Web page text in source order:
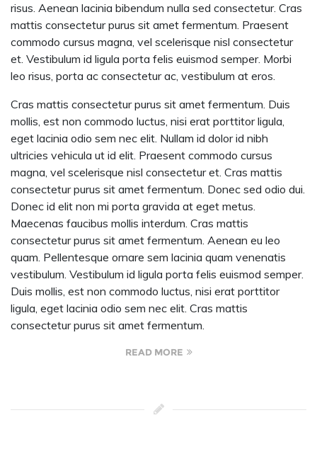
risus. Aenean lacinia bibendum nulla sed consectetur. Cras
mattis consectetur purus sit amet fermentum. Praesent
commodo cursus magna, vel scelerisque nisl consectetur
et. Vestibulum id ligula porta felis euismod semper. Morbi
leo risus, porta ac consectetur ac, vestibulum at eros.
Cras mattis consectetur purus sit amet fermentum. Duis
mollis, est non commodo luctus, nisi erat porttitor ligula,
eget lacinia odio sem nec elit. Nullam id dolor id nibh
ultricies vehicula ut id elit. Praesent commodo cursus
magna, vel scelerisque nisl consectetur et. Cras mattis
consectetur purus sit amet fermentum. Donec sed odio dui.
Donec id elit non mi porta gravida at eget metus.
Maecenas faucibus mollis interdum. Cras mattis
consectetur purus sit amet fermentum. Aenean eu leo
quam. Pellentesque ornare sem lacinia quam venenatis
vestibulum. Vestibulum id ligula porta felis euismod semper.
Duis mollis, est non commodo luctus, nisi erat porttitor
ligula, eget lacinia odio sem nec elit. Cras mattis
consectetur purus sit amet fermentum.
READ MORE